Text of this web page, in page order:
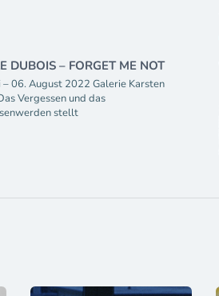
DUBOIS – FORGET ME NOT
– 06. August 2022 Galerie Karsten
Vergessen und das
stellt